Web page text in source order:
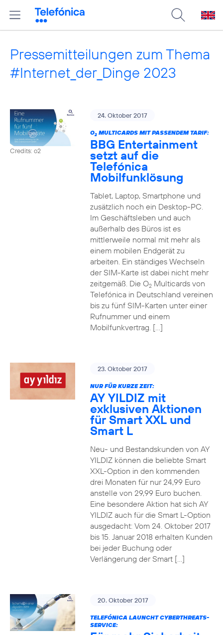
Pressemitteilungen zum Thema
#Internet_der_Dinge 2023
Credits: o2
24. Oktober 2017
O2MULTICARDS MIT PASSENDEM TARIF:
BBG Entertainment
setzt auf die
Telefónica
Mobilfunklösung
Tablet, Laptop, Smartphone und
zusätzlich noch ein Desktop-PC.
Im Geschäftsleben und auch
außerhalb des Büros ist es
mittlerweile normal mit mehr als
einem mobilen Endgerät zu
arbeiten. Ein ständiges Wechseln
der SIM-Karte ist dabei nicht mehr
zeitgemäß. Die O2Multicards von
Telefónica in Deutschland vereinen
bis zu fünf SIM-Karten unter einer
Rufnummer und einem
Mobilfunkvertrag. […]
23. Oktober 2017
NUR FÜR KURZE ZEIT:
AY YILDIZ mit
exklusiven Aktionen
für Smart XXL und
Smart L
Neu- und Bestandskunden von AY
YILDIZ können die beliebte Smart
XXL-Option in den kommenden
drei Monaten für nur 24,99 Euro
anstelle von 29,99 Euro buchen.
Eine besondere Aktion hat sich AY
YILDIZ auch für die Smart L-Option
ausgedacht: Vom 24. Oktober 2017
bis 15. Januar 2018 erhalten Kunden
bei jeder Buchung oder
Verlängerung der Smart […]
20. Oktober 2017
TELEFÓNICA LAUNCHT CYBERTHREATS-
SERVICE: